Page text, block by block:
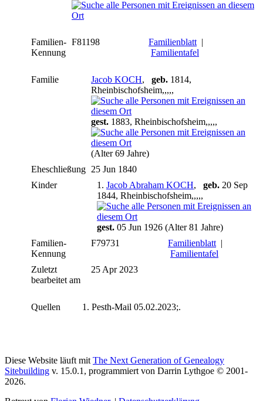
Familien-
Kennung
F81198 Familienblatt |
Familientafel
Familie Jacob KOCH, geb. 1814,
Rheinbischofsheim,,,,,
gest. 1883, Rheinbischofsheim,,,,,
(Alter 69 Jahre)
Eheschließung 25 Jun 1840
Kinder
1. Jacob Abraham KOCH, geb. 20 Sep
1844, Rheinbischofsheim,,,,,
gest. 05 Jun 1926 (Alter 81 Jahre)
Familien-
Kennung
F79731 Familienblatt |
Familientafel
Zuletzt
bearbeitet am
25 Apr 2023
Quellen Pesth-Mail 05.02.2023;.
Diese Website läuft mit The Next Generation of Genealogy
Sitebuilding v. 15.0.1, programmiert von Darrin Lythgoe © 2001-
2026.